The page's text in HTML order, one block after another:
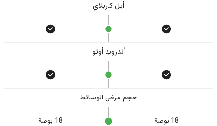
أبل كاربلاي
أندرويد أوتو
حجم عرض الوسائط
18 بوصة 18 بوصة